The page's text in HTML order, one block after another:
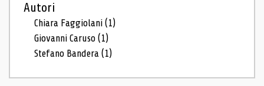
Autori
Chiara Faggiolani(1)
Giovanni Caruso(1)
Stefano Bandera(1)